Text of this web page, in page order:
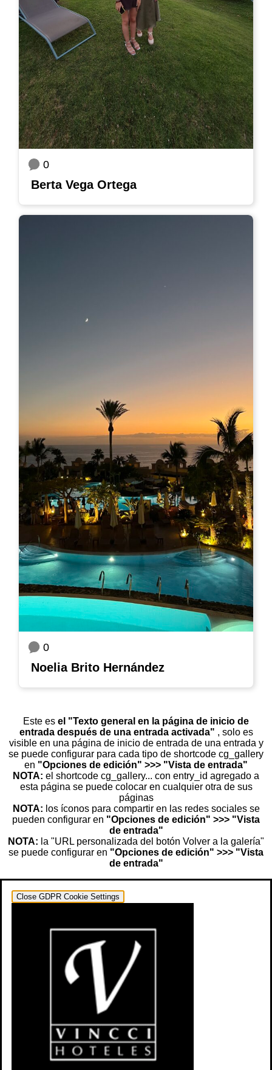
0
Berta Vega Ortega
0
Noelia Brito Hernández
Este es el "Texto general en la página de inicio de
entrada después de una entrada activada" , solo es
visible en una página de inicio de entrada de una entrada y
se puede configurar para cada tipo de shortcode cg_gallery
en "Opciones de edición" >>> "Vista de entrada"
NOTA: el shortcode cg_gallery... con entry_id agregado a
esta página se puede colocar en cualquier otra de sus
páginas
NOTA: los íconos para compartir en las redes sociales se
pueden configurar en "Opciones de edición" >>> "Vista
de entrada"
NOTA: la "URL personalizada del botón Volver a la galería"
se puede configurar en "Opciones de edición" >>> "Vista
de entrada"
Close GDPR Cookie Settings